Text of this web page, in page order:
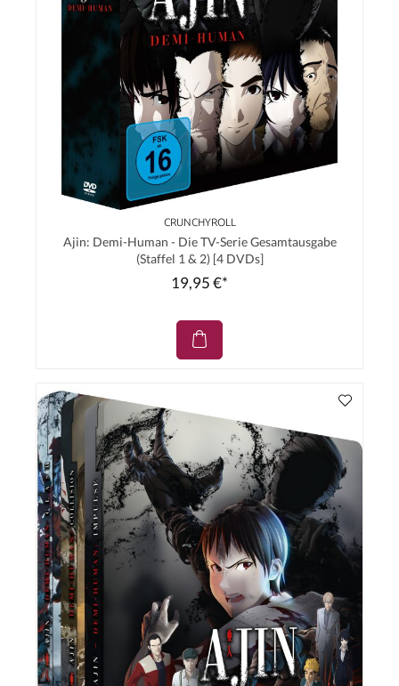
CRUNCHYROLL
Ajin: Demi-Human - Die TV-Serie Gesamtausgabe
(Staffel 1 & 2) [4 DVDs]
19,95 €*